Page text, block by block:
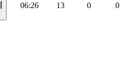
06:26 13 0 0